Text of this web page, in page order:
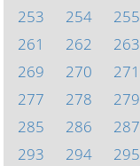
253
254 255
261
262 263
269
270 271
277
278 279
285
286 287
293
294 295